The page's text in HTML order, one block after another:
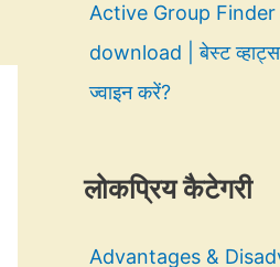
Active Group Finder
download | बेस्ट
ज्वाइन करें?
लोकप्रिय कैटेगरी
Advantages &